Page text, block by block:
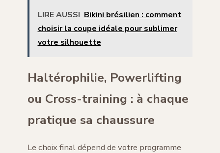
LIRE AUSSI Bikini brésilien : comment
choisir la coupe idéale pour sublimer
votre silhouette
Haltérophilie, Powerlifting
ou Cross-training : à chaque
pratique sa chaussure
Le choix final dépend de votre programme